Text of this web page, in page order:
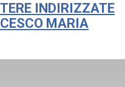
INDIRIZZATE
MARIA